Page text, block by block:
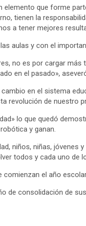
que forme
tienen la
a tener mejores
aulas y con el
no es por cargar
en el pasado»,
en el sistema
revolución de nuestro
lo que quedó
y ganan.
niños, niñas, jóvenes
todos y cada uno de
comienzan el año
de consolidación de